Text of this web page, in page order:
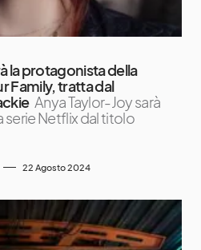
la protagonista della
Family, tratta dal
Anya Taylor-Joy sarà
serie Netflix dal titolo
22 Agosto 2024